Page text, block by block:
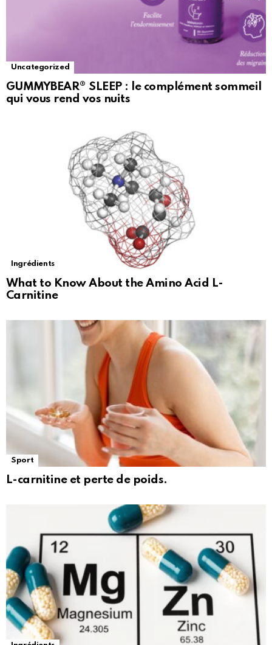
Uncategorized
GUMMYBEAR® SLEEP : le complément sommeil
qui vous rend vos nuits
Ingrédients
What to Know About the Amino Acid L-
Carnitine
Sport
L-carnitine et perte de poids.